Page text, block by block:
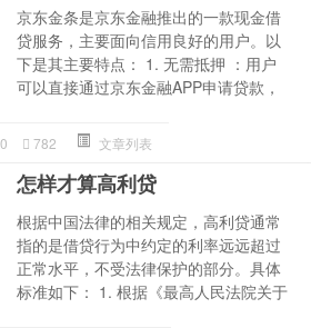
京东金条是京东金融推出的一款现金借
贷服务，主要面向信用良好的用户。以
下是其主要特点： 1. 无需抵押 ：用户
可以直接通过京东金融APP申请贷款，
0 782 文章列表
怎样才算高利贷
根据中国法律的相关规定，高利贷通常
指的是借贷行为中约定的利率远远超过
正常水平，不受法律保护的部分。具体
标准如下： 1. 根据《最高人民法院关于